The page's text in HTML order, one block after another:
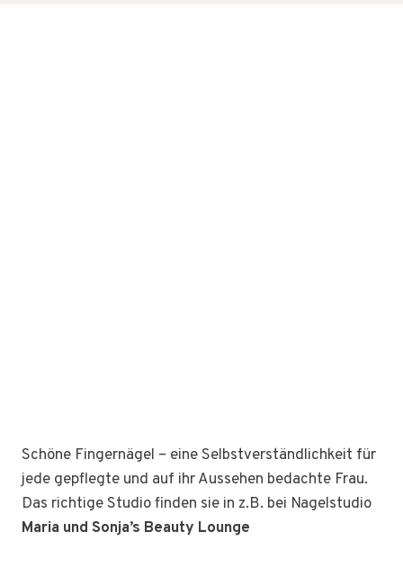
Schöne Fingernägel – eine Selbstverständlichkeit für
jede gepflegte und auf ihr Aussehen bedachte Frau.
Das richtige Studio finden sie in z.B. bei Nagelstudio
Maria und Sonja’s Beauty Lounge